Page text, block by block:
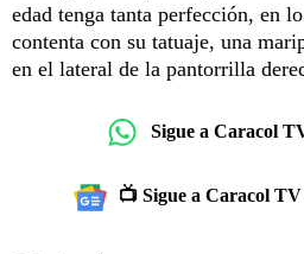
edad tenga tanta perfección, en
contenta con su tatuaje, una
en el lateral de la pantorrilla
Sigue a Caracol
📺 Sigue a Caracol